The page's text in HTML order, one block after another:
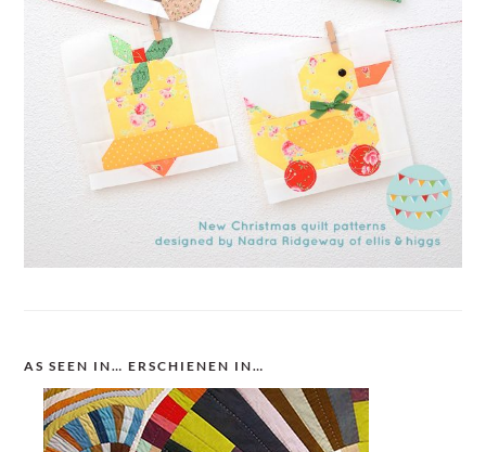
AS SEEN IN… ERSCHIENEN IN…